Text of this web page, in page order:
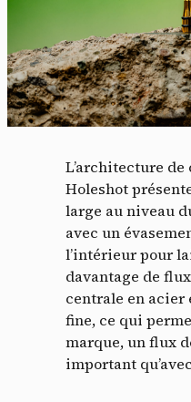
L’architecture de
Holeshot
large au niveau
avec un
l’intérieur pour
davantage de
centrale en acier
fine, ce qui
marque, un flux
important